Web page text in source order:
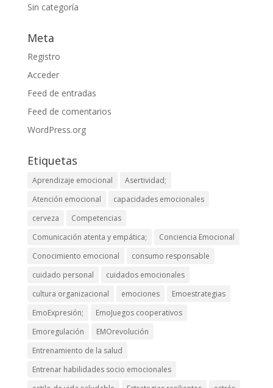
Sin categoría
Meta
Registro
Acceder
Feed de entradas
Feed de comentarios
WordPress.org
Etiquetas
Aprendizaje emocional
Asertividad;
Atención emocional
capacidades emocionales
cerveza
Competencias
Comunicación atenta y empática;
Conciencia Emocional
Conocimiento emocional
consumo responsable
cuidado personal
cuidados emocionales
cultura organizacional
emociones
Emoestrategias
EmoExpresión;
EmoJuegos cooperativos
Emoregulación
EMOrevolución
Entrenamiento de la salud
Entrenar habilidades socio emocionales